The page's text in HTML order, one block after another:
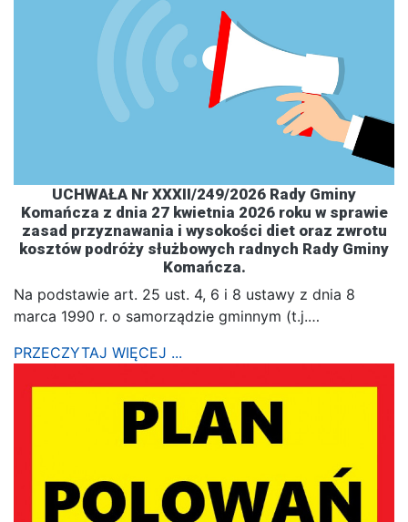
UCHWAŁA Nr XXXII/249/2026 Rady Gminy
Komańcza z dnia 27 kwietnia 2026 roku w sprawie
zasad przyznawania i wysokości diet oraz zwrotu
kosztów podróży służbowych radnych Rady Gminy
Komańcza.
Na podstawie art. 25 ust. 4, 6 i 8 ustawy z dnia 8
marca 1990 r. o samorządzie gminnym (t.j.…
PRZECZYTAJ WIĘCEJ ...